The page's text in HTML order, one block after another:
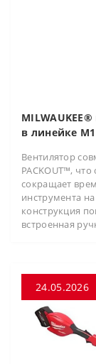
в линейке
Вентилятор
PACKOUT™,
сокращает
инструмента
конструкция
встроенная
24.05.2026